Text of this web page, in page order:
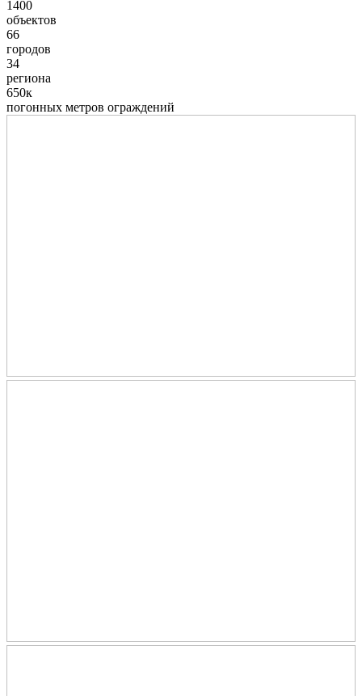
1400
объектов
66
городов
34
региона
650к
погонных метров ограждений